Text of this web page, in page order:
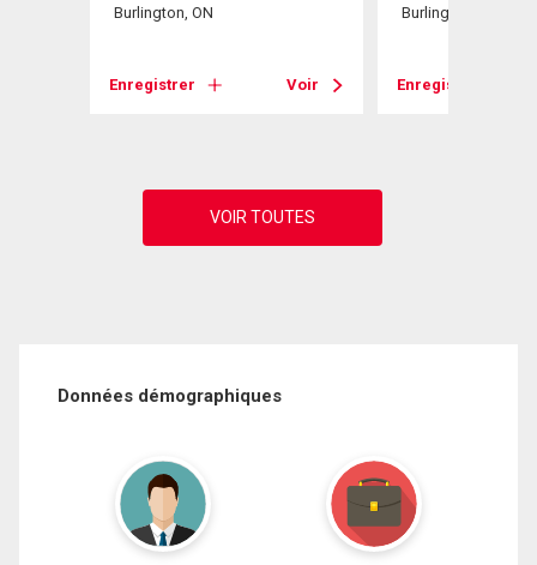
Burlington, ON
Enregistrer Voir
Burlington, ON
Enregistrer
Données démographiques